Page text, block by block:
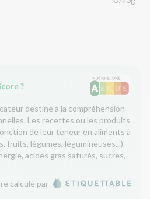
?
destiné à la compréhension
Les recettes ou les produits
de leur teneur en aliments à
fruits, légumes, légumineuses...)
acides gras saturés, sucres,
calculé par